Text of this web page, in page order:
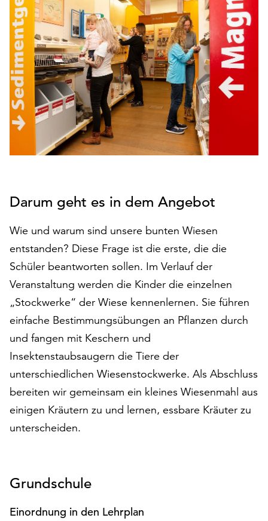
den
Betrieb
der
Seite
notwendig
sind
(funktionale
Cookies),
sowie
solche,
Statistikzwecken
werden.
Klicken
Sie
auf
akzeptieren“,
um
alle
Cookies
zu
akzeptieren.
Sie
können
Ihr
Einverständnis
widerrufen.
steht
Darum geht es in dem Angebot
Wie und warum sind unsere bunten Wiesen
entstanden? Diese Frage ist die erste, die die
Schüler beantworten sollen. Im Verlauf der
Veranstaltung werden die Kinder die einzelnen
„Stockwerke“ der Wiese kennenlernen. Sie führen
einfache Bestimmungsübungen an Pflanzen durch
und fangen mit Keschern und
Insektenstaubsaugern die Tiere der
unterschiedlichen Wiesenstockwerke. Als Abschluss
bereiten wir gemeinsam ein kleines Wiesenmahl aus
einigen Kräutern zu und lernen, essbare Kräuter zu
unterscheiden.
Grundschule
Einordnung in den Lehrplan